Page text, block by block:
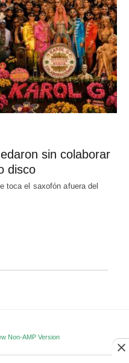
sin colaborar
disco
toca el saxofón afuera del
Non-AMP Version